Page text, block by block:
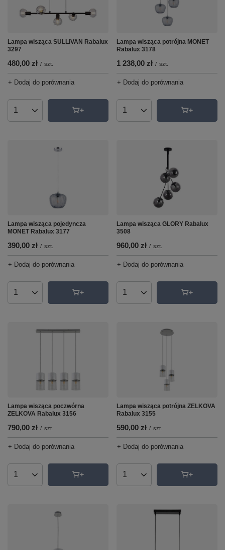
Lampa wisząca SULLIVAN Rabalux
3297
480,00 zł / szt.
+ Dodaj do porównania
Ilość produktów
Lampa wisząca potrójna MONET
Rabalux 3178
1 238,00 zł / szt.
+ Dodaj do porównania
Ilość produktów
Lampa wisząca pojedyncza
MONET Rabalux 3177
390,00 zł / szt.
+ Dodaj do porównania
Ilość produktów
Lampa wisząca GLORY Rabalux
3508
960,00 zł / szt.
+ Dodaj do porównania
Ilość produktów
Lampa wisząca poczwórna
ZELKOVA Rabalux 3156
790,00 zł / szt.
+ Dodaj do porównania
Ilość produktów
Lampa wisząca potrójna ZELKOVA
Rabalux 3155
590,00 zł / szt.
+ Dodaj do porównania
Ilość produktów